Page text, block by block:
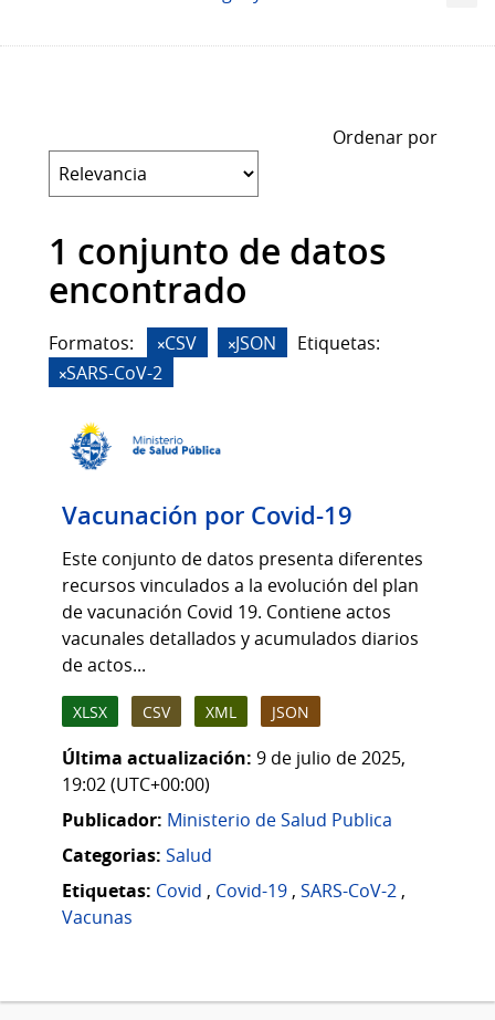
Ordenar por
1 conjunto de datos
encontrado
Formatos: CSV JSON
Etiquetas:
SARS-CoV-2
Vacunación por Covid-19
Este conjunto de datos presenta diferentes
recursos vinculados a la evolución del plan
de vacunación Covid 19. Contiene actos
vacunales detallados y acumulados diarios
de actos...
XLSX CSV XML JSON
Última actualización: 9 de julio de 2025,
19:02 (UTC+00:00)
Publicador: Ministerio de Salud Publica
Categorias: Salud
Etiquetas: Covid , Covid-19 , SARS-CoV-2 ,
Vacunas